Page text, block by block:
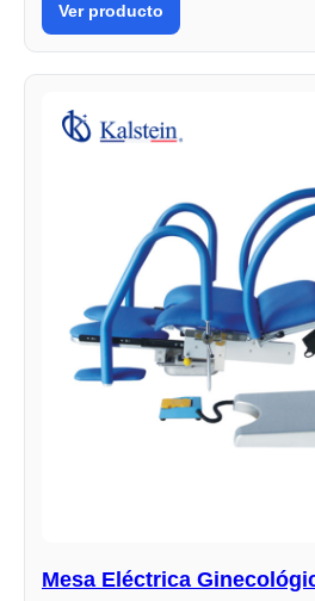
Ver producto
Mesa Eléctrica